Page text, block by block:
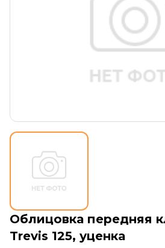
Облицовка передняя
Trevis 125, уценка